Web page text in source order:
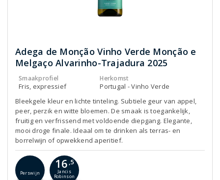
Adega de Monção Vinho Verde Monção e
Melgaço Alvarinho-Trajadura 2025
Smaakprofiel
Fris, expressief
Herkomst
Portugal - Vinho Verde
Bleekgele kleur en lichte tinteling. Subtiele geur van appel,
peer, perzik en witte bloemen. De smaak is toegankelijk,
fruitig en verfrissend met voldoende diepgang. Elegante,
mooi droge finale. Ideaal om te drinken als terras- en
borrelwijn of opwekkend aperitief.
Perswijn
16 ,5
Jancis
Robinson